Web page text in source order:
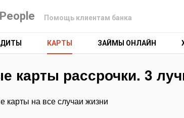
Помощь клиентам банка
КАРТЫ ЗАЙМЫ ОНЛАЙН
карты рассрочки. 3
карты на все случаи жизни